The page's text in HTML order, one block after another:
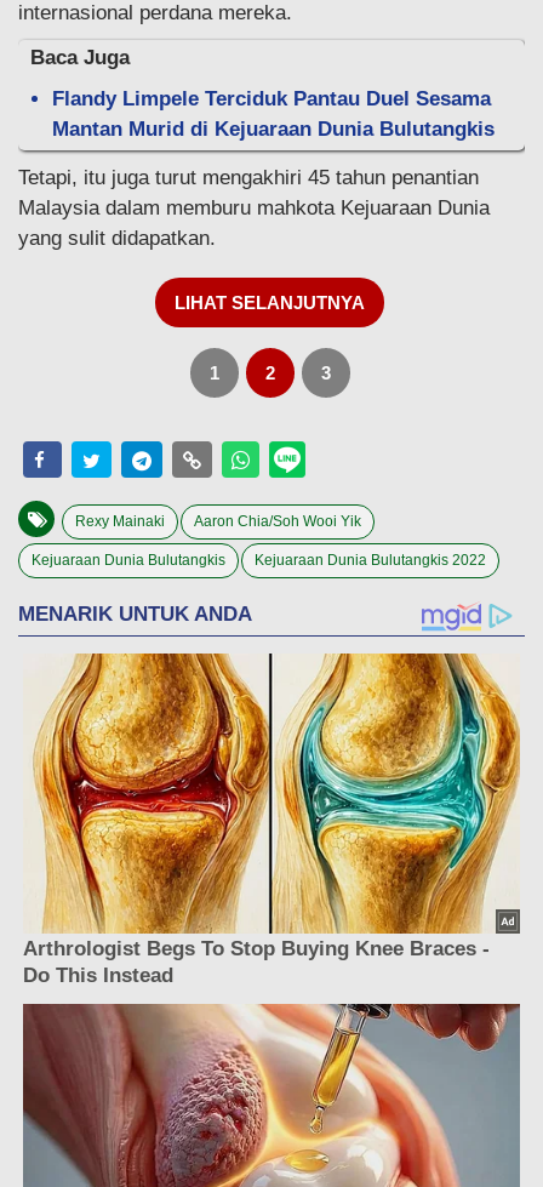
internasional perdana mereka.
Baca Juga
Flandy Limpele Terciduk Pantau Duel Sesama
Mantan Murid di Kejuaraan Dunia Bulutangkis
Tetapi, itu juga turut mengakhiri 45 tahun penantian
Malaysia dalam memburu mahkota Kejuaraan Dunia
yang sulit didapatkan.
LIHAT SELANJUTNYA
1 2 3
Rexy Mainaki Aaron Chia/Soh Wooi Yik
Kejuaraan Dunia Bulutangkis Kejuaraan Dunia Bulutangkis 2022